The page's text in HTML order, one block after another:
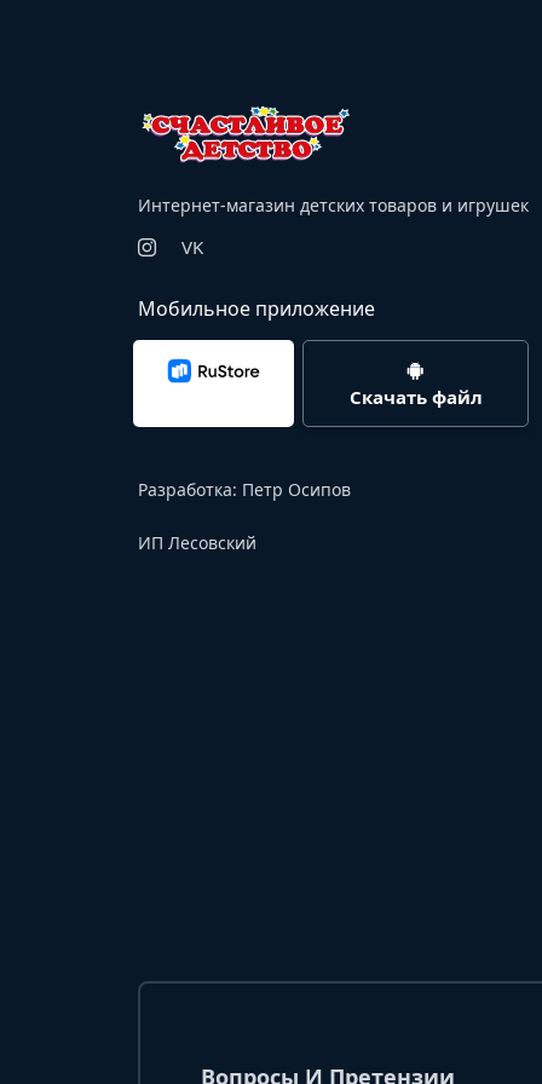
Интернет-магазин детских товаров и игрушек
VK
Мобильное приложение
Скачать файл
Разработка: Петр Осипов
ИП Лесовский
Вопросы И Претензии